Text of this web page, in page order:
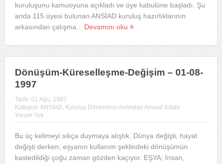
kuruluşunu kamuoyuna açıkladı ve üye kabulüne başladı. Şu
anda 115 üyesi bulunan ANSİAD kuruluş hazırlıklarının
arkasından çalışma... Devamını oku
Dönüşüm-Küreselleşme-Değişim – 01-08-
1997
Tarih: 01 Ağu, 1997
Kategori: ANSİAD, Kuruluş Döneminin Ardından Ansiad Kitabı
Yorum Yok
Bu üç kelimeyi sıkça duymaya alıştık. Dünya değişti, hayat
değişti derken; eşyanın kullanım şeklindeki dönüşümün
kastedildiği çoğu zaman gözden kaçıyor. EŞYA; İnsan,